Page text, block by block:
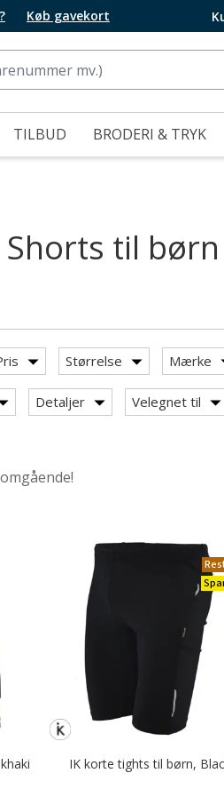
Køb gavekort
TILBUD BRODERI & TRYK
Shorts til børn
Størrelse Mærke
Detaljer Velegnet til
IK korte tights til børn,